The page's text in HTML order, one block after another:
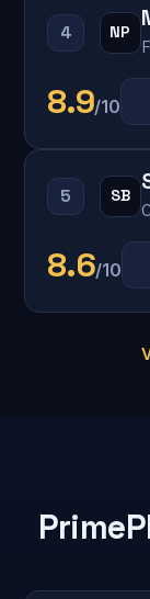
4 NP
8.9/10
5 SB
8.6/10